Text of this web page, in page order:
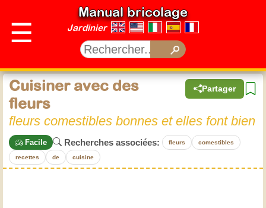
☰
Manual bricolage
Jardinier
Partager
Cuisiner avec des
fleurs
fleurs comestibles bonnes et elles font bien
Facile Recherches associées: fleurs comestibles
recettes de cuisine